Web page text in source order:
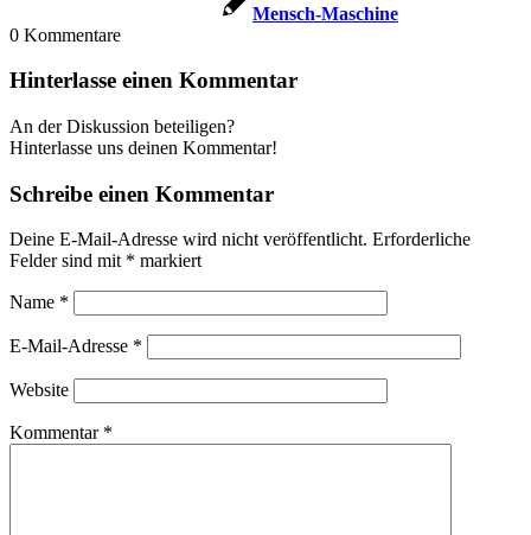
Mensch-Maschi­ne
0 Kommentare
Hinterlasse einen Kommentar
An der Diskussion beteiligen?
Hinterlasse uns deinen Kommentar!
Schreibe einen Kommentar
Deine E-Mail-Adresse wird nicht veröffentlicht. Erforderliche
Felder sind mit * markiert
Name *
E-Mail-Adresse *
Website
Kommentar *